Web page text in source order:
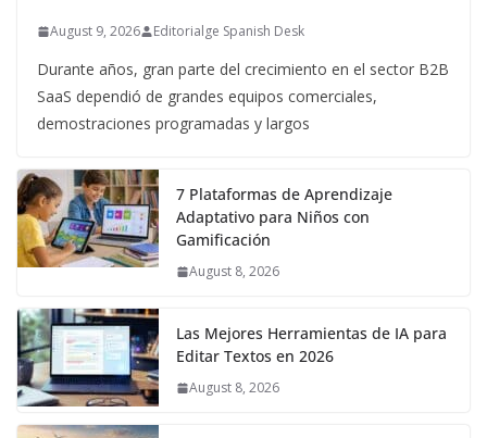
August 9, 2026 Editorialge Spanish Desk
Durante años, gran parte del crecimiento en el sector B2B
SaaS dependió de grandes equipos comerciales,
demostraciones programadas y largos
7 Plataformas de Aprendizaje
Adaptativo para Niños con
Gamificación
August 8, 2026
Las Mejores Herramientas de IA para
Editar Textos en 2026
August 8, 2026